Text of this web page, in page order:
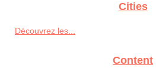
Cities
Découvrez les...
Content